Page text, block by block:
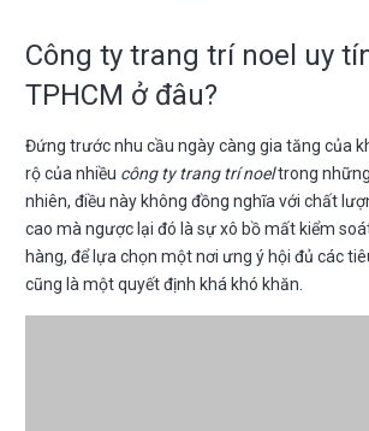
Công ty trang trí noel uy
TPHCM ở đâu?
Đứng trước nhu cầu ngày càng gia tăng của
rộ của nhiều công ty trang trí noeltrong
nhiên, điều này không đồng nghĩa với chất
cao mà ngược lại đó là sự xô bồ mất kiểm
hàng, để lựa chọn một nơi ưng ý hội đủ các
cũng là một quyết định khá khó khăn.